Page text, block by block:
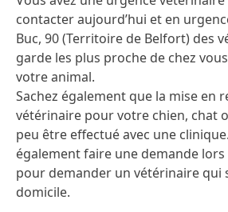
contacter aujourd’hui et en
Buc, 90 (Territoire de Belfort) des
garde les plus proche de chez
votre animal.
Sachez également que la mise en
vétérinaire pour votre chien, chat
peu être effectué avec une
également faire une demande
pour demander un vétérinaire qui
domicile.